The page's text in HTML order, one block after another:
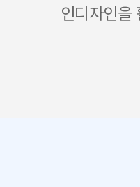
인디자인을